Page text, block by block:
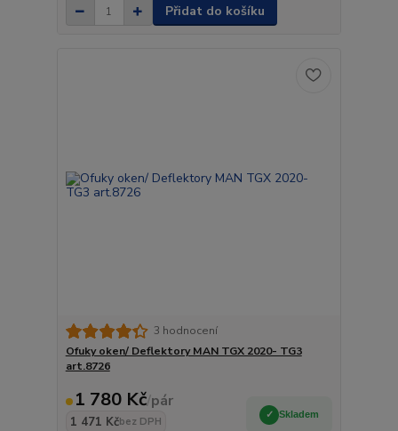
Přidat do košíku
3 hodnocení
Ofuky oken/ Deflektory MAN TGX 2020- TG3
art.8726
1 780 Kč/pár
1 471 Kčbez DPH
Skladem